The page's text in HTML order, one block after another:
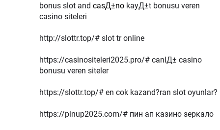
bonus slot and casД±no kayД±t bonusu veren
casino siteleri
http://slottr.top/# slot tr online
https://casinositeleri2025.pro/# canlД± casino
bonusu veren siteler
https://slottr.top/# en cok kazand?ran slot oyunlar?
https://pinup2025.com/# пин ап казино зеркало